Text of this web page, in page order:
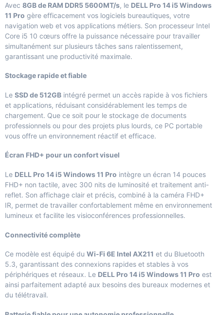
Avec 8GB de RAM DDR5 5600MT/s, le DELL Pro 14 i5 Windows
11 Pro gère efficacement vos logiciels bureautiques, votre
navigation web et vos applications métiers. Son processeur Intel
Core i5 10 cœurs offre la puissance nécessaire pour travailler
simultanément sur plusieurs tâches sans ralentissement,
garantissant une productivité maximale.
Stockage rapide et fiable
Le SSD de 512GB intégré permet un accès rapide à vos fichiers
et applications, réduisant considérablement les temps de
chargement. Que ce soit pour le stockage de documents
professionnels ou pour des projets plus lourds, ce PC portable
vous offre un environnement réactif et efficace.
Écran FHD+ pour un confort visuel
Le DELL Pro 14 i5 Windows 11 Pro intègre un écran 14 pouces
FHD+ non tactile, avec 300 nits de luminosité et traitement anti-
reflet. Son affichage clair et précis, combiné à la caméra FHD+
IR, permet de travailler confortablement même en environnement
lumineux et facilite les visioconférences professionnelles.
Connectivité complète
Ce modèle est équipé du Wi-Fi 6E Intel AX211 et du Bluetooth
5.3, garantissant des connexions rapides et stables à vos
périphériques et réseaux. Le DELL Pro 14 i5 Windows 11 Pro est
ainsi parfaitement adapté aux besoins des bureaux modernes et
du télétravail.